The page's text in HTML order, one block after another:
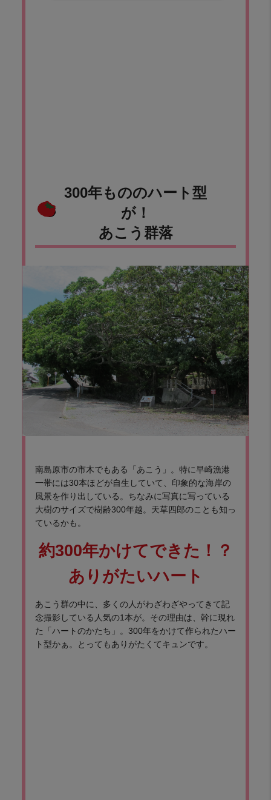
300年もののハート型
が！
あこう群落
南島原市の市木でもある「あこう」。特に早崎漁港
一帯には30本ほどが自生していて、印象的な海岸の
風景を作り出している。ちなみに写真に写っている
大樹のサイズで樹齢300年越。天草四郎のことも知っ
ているかも。
約300年かけてできた！？
ありがたいハート
あこう群の中に、多くの人がわざわざやってきて記
念撮影している人気の1本が。その理由は、幹に現れ
た「ハートのかたち」。300年をかけて作られたハー
ト型かぁ。とってもありがたくてキュンです。